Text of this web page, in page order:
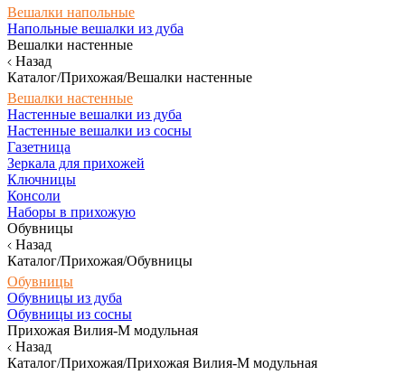
Вешалки напольные
Напольные вешалки из дуба
Вешалки настенные
Назад
Каталог/Прихожая/Вешалки настенные
Вешалки настенные
Настенные вешалки из дуба
Настенные вешалки из сосны
Газетница
Зеркала для прихожей
Ключницы
Консоли
Наборы в прихожую
Обувницы
Назад
Каталог/Прихожая/Обувницы
Обувницы
Обувницы из дуба
Обувницы из сосны
Прихожая Вилия-М модульная
Назад
Каталог/Прихожая/Прихожая Вилия-М модульная